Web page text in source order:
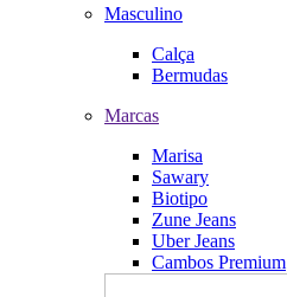
Masculino
Calça
Bermudas
Marcas
Marisa
Sawary
Biotipo
Zune Jeans
Uber Jeans
Cambos Premium